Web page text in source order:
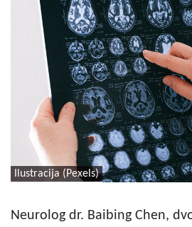
Ilustracija (Pexels)
Neurolog dr. Baibing Chen,